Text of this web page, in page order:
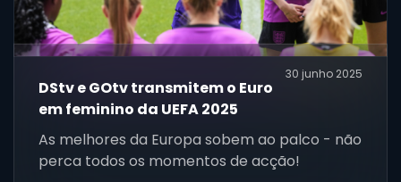
30 junho 2025
DStv e GOtv transmitem o Euro
em feminino da UEFA 2025
As melhores da Europa sobem ao palco - não
perca todos os momentos de acção!